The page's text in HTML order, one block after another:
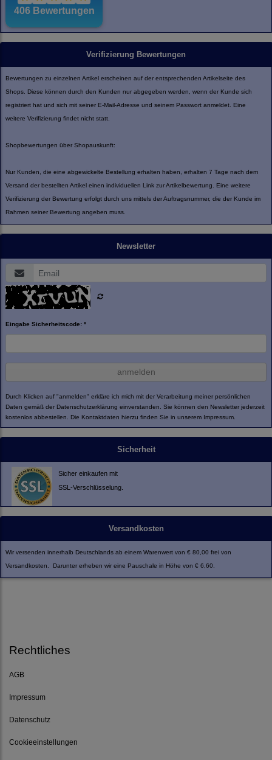
Verifizierung Bewertungen
Bewertungen zu einzelnen Artikel erscheinen auf der entsprechenden Artikelseite des
Shops. Diese können durch den Kunden nur abgegeben werden, wenn der Kunde sich
registriert hat und sich mit seiner E-Mail-Adresse und seinem Passwort anmeldet. Eine
weitere Verifizierung findet nicht statt.
Shopbewertungen über Shopauskunft:
Nur Kunden, die eine abgewickelte Bestellung erhalten haben, erhalten 7 Tage nach dem
Versand der bestellten Artikel einen individuellen Link zur Artikelbewertung. Eine weitere
Verifizierung der Bewertung erfolgt durch uns mittels der Auftragsnummer, die der Kunde im
Rahmen seiner Bewertung angeben muss.
Newsletter
Eingabe Sicherheitscode: *
anmelden
Durch Klicken auf "anmelden" erkläre ich mich mit der Verarbeitung meiner persönlichen
Daten gemäß der Datenschutzerklärung einverstanden. Sie können den Newsletter jederzeit
kostenlos abbestellen. Die Kontaktdaten hierzu finden Sie in unserem Impressum.
Sicherheit
Sicher einkaufen mit
SSL-Verschlüsselung.
Versandkosten
Wir versenden innerhalb Deutschlands ab einem Warenwert von € 80,00 frei von
Versandkosten. Darunter erheben wir eine Pauschale in Höhe von € 6,60.
Rechtliches
AGB
Impressum
Datenschutz
Cookieeinstellungen